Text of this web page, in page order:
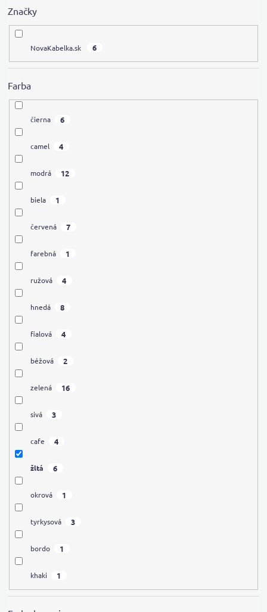
Značky
NovaKabelka.sk 6
Farba
čierna 6
camel 4
modrá 12
biela 1
červená 7
farebná 1
ružová 4
hnedá 8
fialová 4
béžová 2
zelená 16
sivá 3
cafe 4
žltá 6
okrová 1
tyrkysová 3
bordo 1
khaki 1